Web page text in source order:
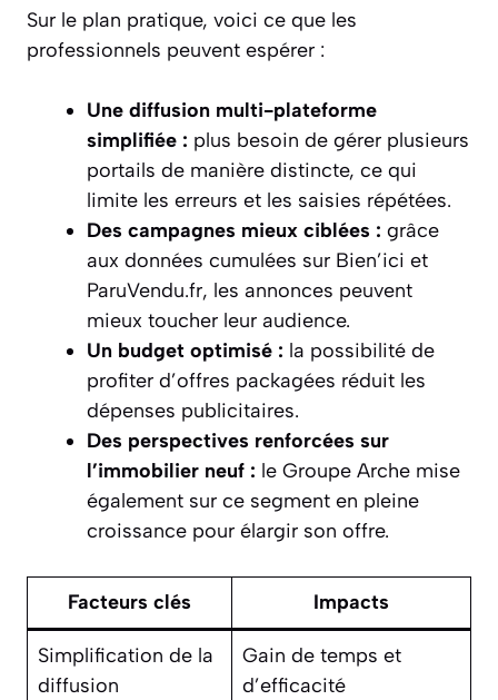
Sur le plan pratique, voici ce que les
professionnels peuvent espérer :
Une diffusion multi-plateforme
simplifiée : plus besoin de gérer plusieurs
portails de manière distincte, ce qui
limite les erreurs et les saisies répétées.
Des campagnes mieux ciblées : grâce
aux données cumulées sur Bien’ici et
ParuVendu.fr, les annonces peuvent
mieux toucher leur audience.
Un budget optimisé : la possibilité de
profiter d’offres packagées réduit les
dépenses publicitaires.
Des perspectives renforcées sur
l’immobilier neuf : le Groupe Arche mise
également sur ce segment en pleine
croissance pour élargir son offre.
Facteurs clés Impacts
Simplification de la
diffusion
Gain de temps et
d’efficacité